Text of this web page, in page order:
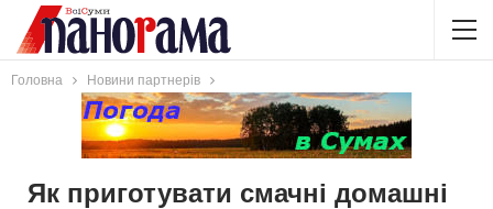
Головна Новини партнерів
Як приготувати смачні домашні